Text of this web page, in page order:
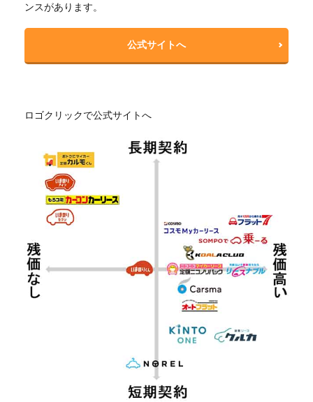
ンスがあります。
公式サイトへ
ロゴクリックで公式サイトへ